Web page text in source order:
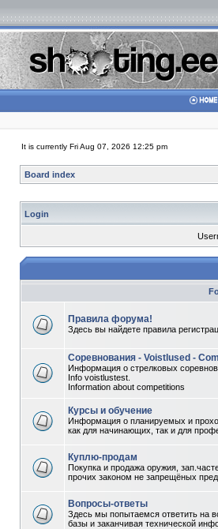
It is currently Fri Aug 07, 2026 12:25 pm
Board index
Login
Правила форума!
Здесь вы найдете правила
Соревнования - Voistlused -
Информация о стрелковых
Info voistlustest.
Information about competitions
Курсы и обучение
Информация о планируемых и
как для начинающих, так и для
Куплю-продам
Покупка и продажа оружия,
прочих законом не запрещёных
Вопросы-ответы
Здесь мы попытаемся ответить на
базы и заканчивая технической